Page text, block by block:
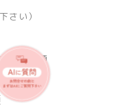
さい）
れる書類
さい）